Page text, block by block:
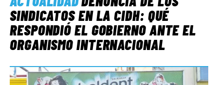
SINDICATOS EN LA CIDH: QUÉ
RESPONDIÓ EL GOBIERNO ANTE EL
ORGANISMO INTERNACIONAL